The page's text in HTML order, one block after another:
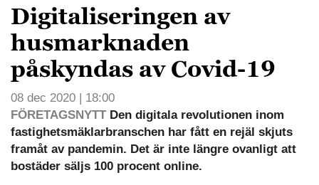
Digitaliseringen av
husmarknaden
påskyndas av Covid-19
08 dec 2020 | 18:00
FÖRETAGSNYTTDen digitala revolutionen inom
fastighetsmäklarbranschen har fått en rejäl skjuts
framåt av pandemin. Det är inte längre ovanligt att
bostäder säljs 100 procent online.